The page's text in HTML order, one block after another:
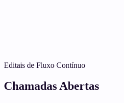
Editais de Fluxo Contínuo
Chamadas Abertas